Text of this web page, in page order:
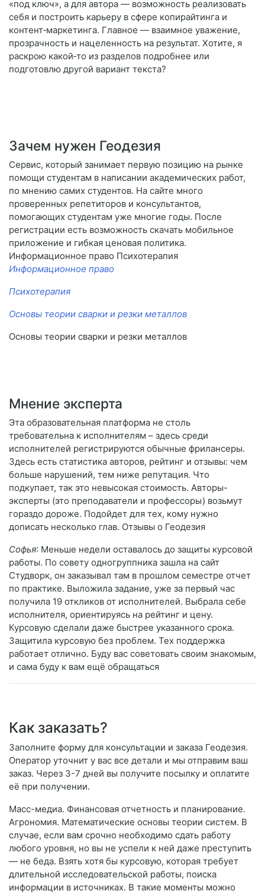
«под ключ», а для автора — возможность реализовать
себя и построить карьеру в сфере копирайтинга и
контент‑маркетинга. Главное — взаимное уважение,
прозрачность и нацеленность на результат. Хотите, я
раскрою какой‑то из разделов подробнее или
подготовлю другой вариант текста?
Зачем нужен Геодезия
Сервис, который занимает первую позицию на рынке
помощи студентам в написании академических работ,
по мнению самих студентов. На сайте много
проверенных репетиторов и консультантов,
помогающих студентам уже многие годы. После
регистрации есть возможность скачать мобильное
приложение и гибкая ценовая политика.
Информационное право Психотерапия
Информационное право
Психотерапия
Основы теории сварки и резки металлов
Основы теории сварки и резки металлов
Мнение эксперта
Эта образовательная платформа не столь
требовательна к исполнителям – здесь среди
исполнителей регистрируются обычные фрилансеры.
Здесь есть статистика авторов, рейтинг и отзывы: чем
больше нарушений, тем ниже репутация. Что
подкупает, так это невысокая стоимость. Авторы-
эксперты (это преподаватели и профессоры) возьмут
гораздо дороже. Подойдет для тех, кому нужно
дописать несколько глав. Отзывы о Геодезия
Софья: Меньше недели оставалось до защиты курсовой
работы. По совету одногруппника зашла на сайт
Студворк, он заказывал там в прошлом семестре отчет
по практике. Выложила задание, уже за первый час
получила 19 откликов от исполнителей. Выбрала себе
исполнителя, ориентируясь на рейтинг и цену.
Курсовую сделали даже быстрее указанного срока.
Защитила курсовую без проблем. Тех поддержка
работает отлично. Буду вас советовать своим знакомым,
и сама буду к вам ещё обращаться
Как заказать?
Заполните форму для консультации и заказа Геодезия.
Оператор уточнит у вас все детали и мы отправим ваш
заказ. Через 3-7 дней вы получите посылку и оплатите
её при получении.
Масс-медиа. Финансовая отчетность и планирование.
Агрономия. Математические основы теории систем. В
случае, если вам срочно необходимо сдать работу
любого уровня, но вы не успели к ней даже преступить
— не беда. Взять хотя бы курсовую, которая требует
длительной исследовательской работы, поиска
информации в источниках. В такие моменты можно